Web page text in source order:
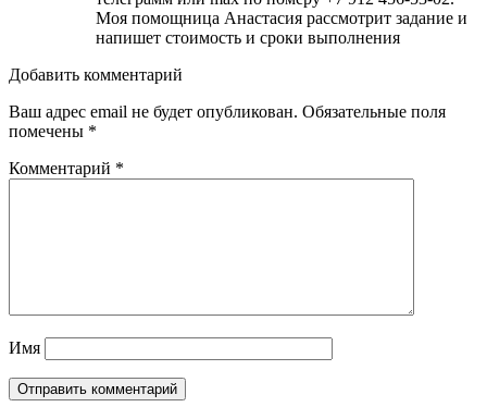
Моя помощница Анастасия рассмотрит задание и
напишет стоимость и сроки выполнения
Добавить комментарий
Ваш адрес email не будет опубликован. Обязательные поля
помечены *
Комментарий *
Имя